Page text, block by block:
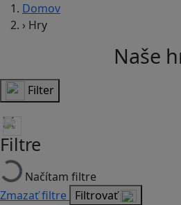
Domov
› Hry
Naše
Filter
Filtre
Načítam filtre
Zmazať filtre Filtrovať